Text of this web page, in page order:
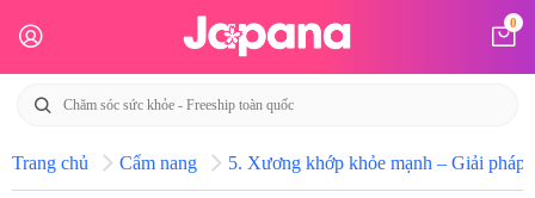
0
Trang chủ Cẩm nang 5. Xương khớp khỏe mạnh – Giải pháp